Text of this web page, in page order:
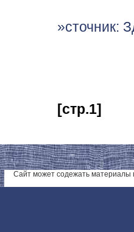
»сточник:
[стр.1]
Сайт может содежать материалы